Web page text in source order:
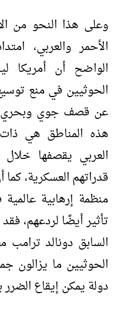
وعلى هذا النحو من
الأحمر والعربي،
الواضح أن أمريكا
الحوثيين في منع
عن قصف جوي وبحري
هذه المناطق هي
العربي يقصفها
قدراتهم العسكرية، كما
تأثير أيضًا لردعهم،
الحوثيين ما يزالون
دولة يمكن إيقاع الضرر